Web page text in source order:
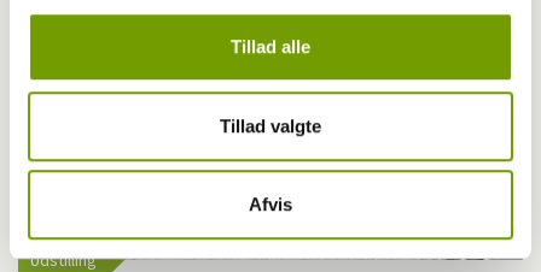
Tillad alle
Tillad valgte
Afvis
Udstilling